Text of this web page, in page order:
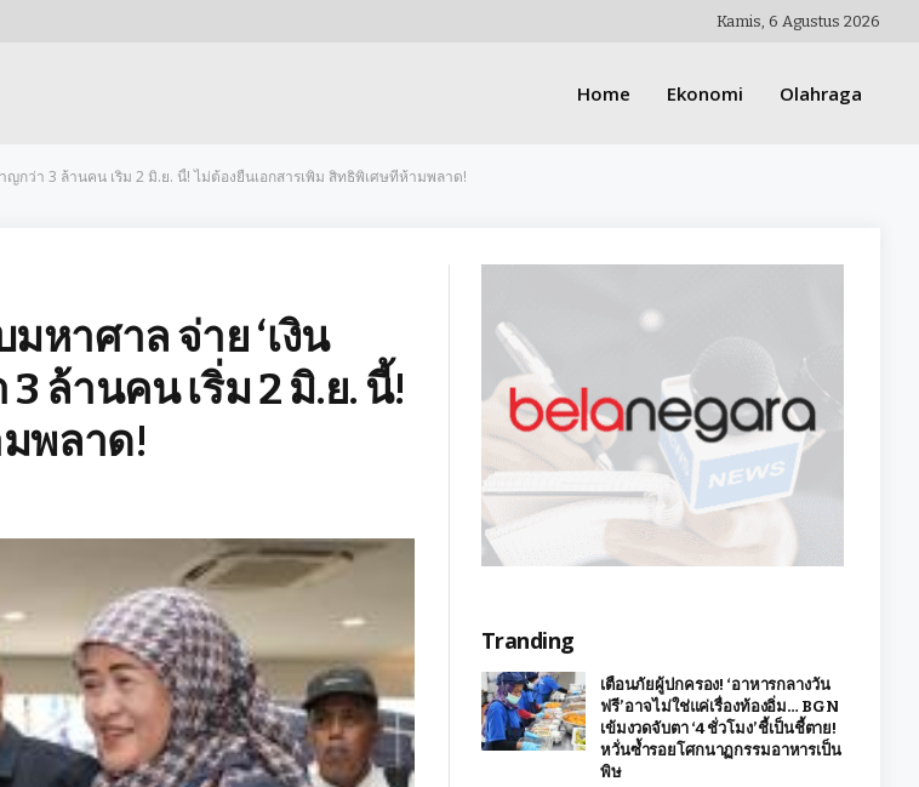
Kamis, 6 Agustus 2026
Home Ekonomi Olahraga
กว่า 3 ล้านคน เริ่ม 2 มิ.ย. นี้! ไม่ต้องยื่นเอกสารเพิ่ม สิทธิพิเศษที่ห้ามพลาด!
หาศาล จ่าย ‘เงิน
ล้านคน เริ่ม 2 มิ.ย. นี้!
พลาด!
Tranding
เตือนภัยผู้ปกครอง! ‘อาหารกลางวัน
ฟรี’ อาจไม่ใช่แค่เรื่องท้องอิ่ม… BGN
เข้มงวดจับตา ‘4 ชั่วโมง’ ชี้เป็นชี้ตาย!
หวั่นซ้ำรอยโศกนาฏกรรมอาหารเป็น
พิษ